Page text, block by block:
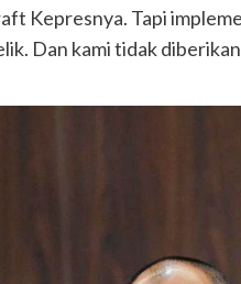
Kepresnya. Tapi
Dan kami tidak